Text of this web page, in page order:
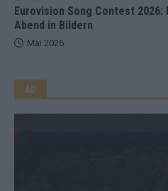
Eurovision Song Contest
Abend in Bildern
Mai 2026
AD